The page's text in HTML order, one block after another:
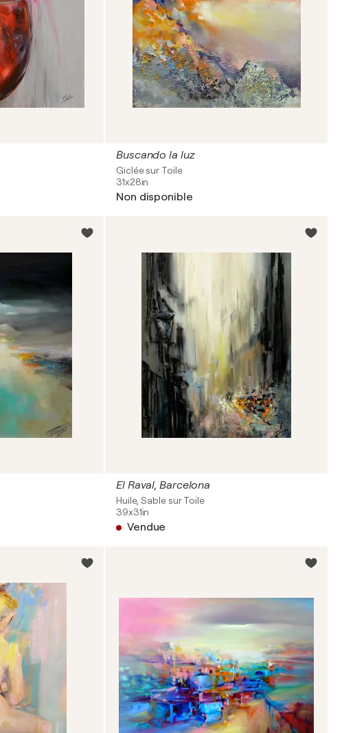
Buscando la luz
Giclée sur Toile
31x28in
Non disponible
El Raval, Barcelona
Huile, Sable sur Toile
39x31in
Vendue